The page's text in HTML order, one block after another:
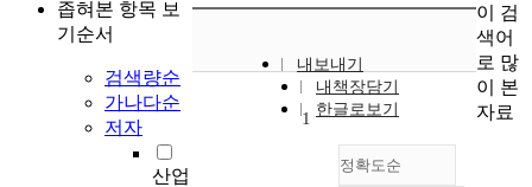
좁혀본 항목 보
기순서
검색량순
가나다순
저자
산업
내보내기
내책장담기
한글로보기
정확도순
1
이 검
색어
로 많
이 본
자료